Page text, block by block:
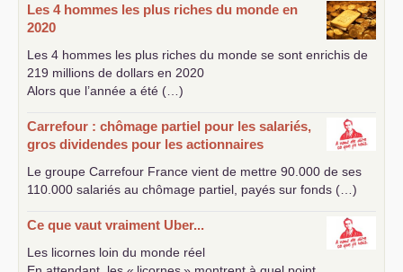
Les 4 hommes les plus riches du monde en
2020
Les 4 hommes les plus riches du monde se sont enrichis de
219 millions de dollars en 2020
Alors que l’année a été (…)
Carrefour : chômage partiel pour les salariés,
gros dividendes pour les actionnaires
Le groupe Carrefour France vient de mettre 90.000 de ses
110.000 salariés au chômage partiel, payés sur fonds (…)
Ce que vaut vraiment Uber...
Les licornes loin du monde réel